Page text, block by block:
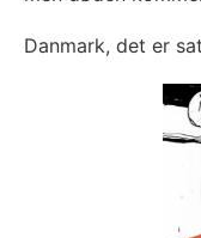
Danmark, det er